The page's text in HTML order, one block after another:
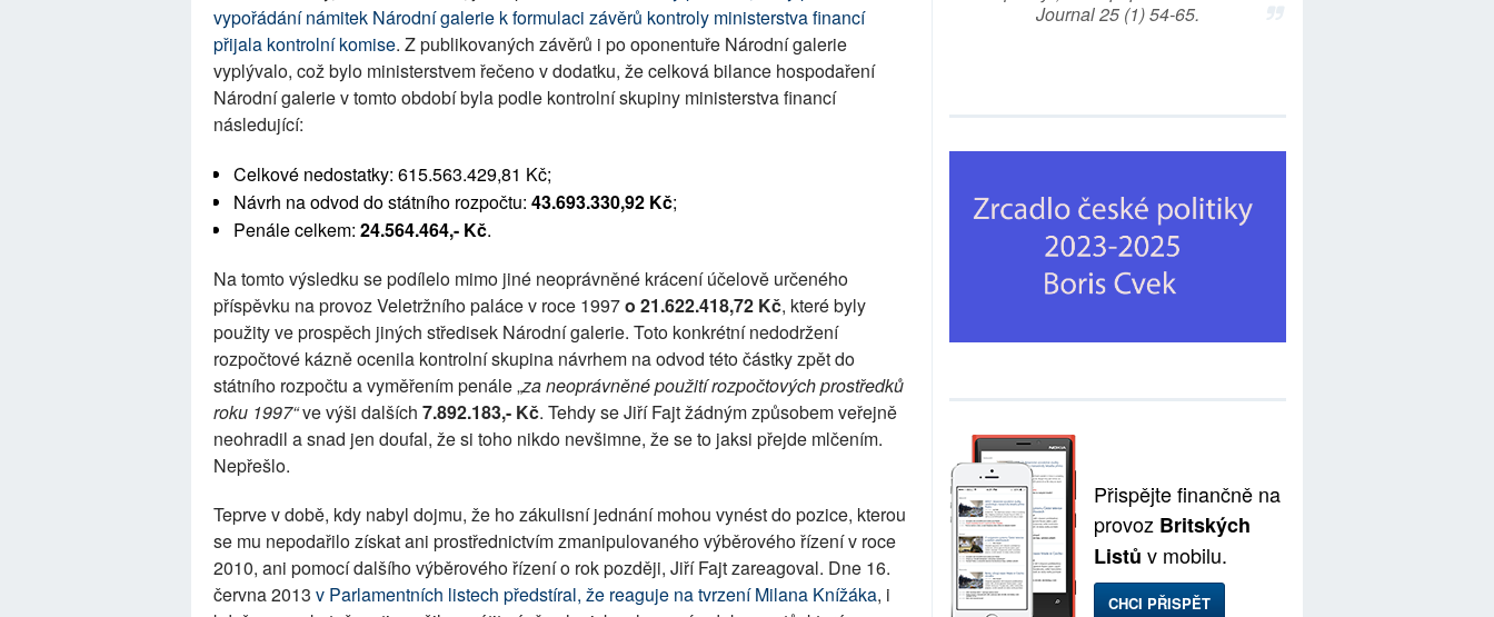
vypořádání námitek Národní galerie k formulaci závěrů kontroly ministerstva financí
přijala kontrolní komise. Z publikovaných závěrů i po oponentuře Národní galerie
vyplývalo, což bylo ministerstvem řečeno v dodatku, že celková bilance hospodaření
Národní galerie v tomto období byla podle kontrolní skupiny ministerstva financí
následující:
Celkové nedostatky: 615.563.429,81 Kč;
Návrh na odvod do státního rozpočtu: 43.693.330,92 Kč;
Penále celkem: 24.564.464,- Kč.
Na tomto výsledku se podílelo mimo jiné neoprávněné krácení účelově určeného
příspěvku na provoz Veletržního paláce v roce 1997o 21.622.418,72 Kč, které byly
použity ve prospěch jiných středisek Národní galerie. Toto konkrétní nedodržení
rozpočtové kázně ocenila kontrolní skupina návrhem na odvod této částky zpět do
státního rozpočtu a vyměřením penále „za neoprávněné použití rozpočtových prostředků
roku 1997“ve výši dalších 7.892.183,- Kč. Tehdy se Jiří Fajt žádným způsobem veřejně
neohradil a snad jen doufal, že si toho nikdo nevšimne, že se to jaksi přejde mlčením.
Nepřešlo.
Teprve v době, kdy nabyl dojmu, že ho zákulisní jednání mohou vynést do pozice, kterou
se mu nepodařilo získat ani prostřednictvím zmanipulovaného výběrového řízení v roce
2010, ani pomocí dalšího výběrového řízení o rok později, Jiří Fajt zareagoval. Dne 16.
června 2013 v Parlamentních listech předstíral, že reaguje na tvrzení Milana Knížáka, i
Journal 25 (1) 54-65.
Přispějte finančně na
provoz Britských
Listů v mobilu.
CHCI PŘISPĚT